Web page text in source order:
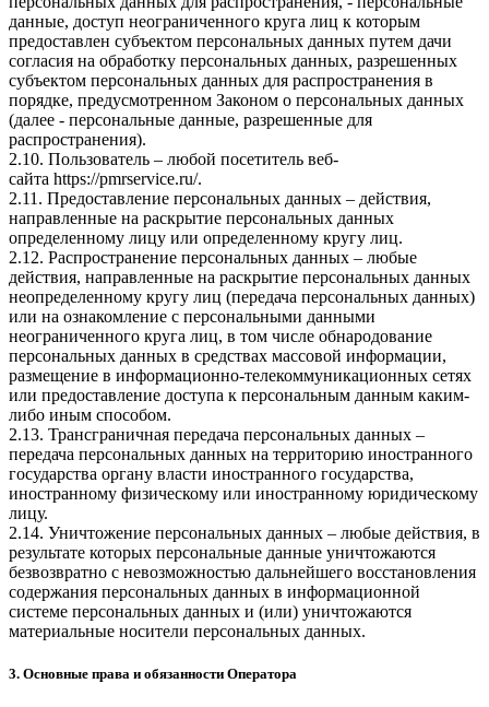
данные, доступ неограниченного круга лиц к которым
предоставлен субъектом персональных данных путем дачи
согласия на обработку персональных данных, разрешенных
субъектом персональных данных для распространения в
порядке, предусмотренном Законом о персональных данных
(далее - персональные данные, разрешенные для
распространения).
2.10. Пользователь – любой посетитель веб-
сайта https://pmrservice.ru/.
2.11. Предоставление персональных данных – действия,
направленные на раскрытие персональных данных
определенному лицу или определенному кругу лиц.
2.12. Распространение персональных данных – любые
действия, направленные на раскрытие персональных данных
неопределенному кругу лиц (передача персональных данных)
или на ознакомление с персональными данными
неограниченного круга лиц, в том числе обнародование
персональных данных в средствах массовой информации,
размещение в информационно-телекоммуникационных сетях
или предоставление доступа к персональным данным каким-
либо иным способом.
2.13. Трансграничная передача персональных данных –
передача персональных данных на территорию иностранного
государства органу власти иностранного государства,
иностранному физическому или иностранному юридическому
лицу.
2.14. Уничтожение персональных данных – любые действия, в
результате которых персональные данные уничтожаются
безвозвратно с невозможностью дальнейшего восстановления
содержания персональных данных в информационной
системе персональных данных и (или) уничтожаются
материальные носители персональных данных.
3. Основные права и обязанности Оператора